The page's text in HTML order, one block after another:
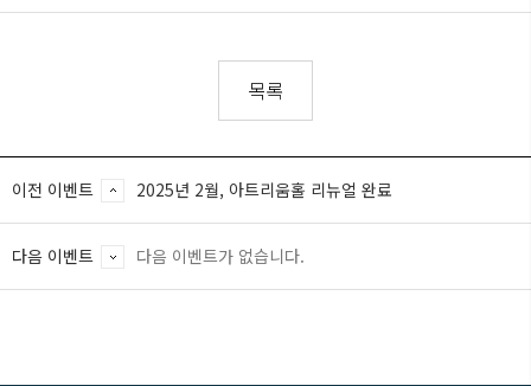
목록
이전 이벤트 2025년 2월, 아트리움홀 리뉴얼 완료
다음 이벤트 다음 이벤트가 없습니다.